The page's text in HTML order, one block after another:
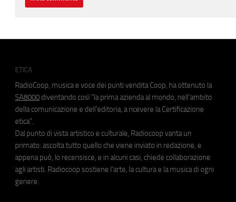
ETICA
RadioCoop, musica e voce dei punti vendita Coop, ha ottenuto la
SA8000 diventando così "la prima azienda al mondo, nell'ambito
della comunicazione e dell'editoria, a ricevere la Certificazione
etica".
Dal punto di vista artistico e culturale, Radiocoop vanta un
primato: ascolta tutto quello che viene inviato in redazione, e
appena può, lo recensisce, e in alcuni casi, chiede collaborazione
agli artisti. Radiocoop sostiene l'arte, la cultura e la musica di ogni
genere.